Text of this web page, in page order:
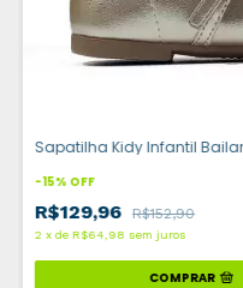
Sapatilha Kidy Infantil
-15% OFF
R$129,96 R$152,90
2 xde R$64,98 sem juros
COMPRAR